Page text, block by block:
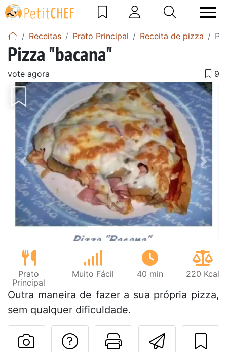
Receitas Prato Principal Receita de pizza
Pizza "bacana"
vote agora
Anterior Next
Prato
Principal
Muito Fácil 40 min 220 Kcal
Outra maneira de fazer a sua própria pizza,
sem qualquer dificuldade.
Imprima
Falar com o autor